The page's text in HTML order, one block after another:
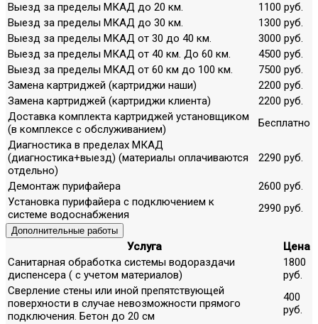
Выезд за пределы МКАД до 20 км.
1100 руб.
Выезд за пределы МКАД до 30 км.
1300 руб.
Выезд за пределы МКАД от 30 до 40 км.
3000 руб.
Выезд за пределы МКАД от 40 км. До 60 км.
4500 руб.
Выезд за пределы МКАД от 60 км до 100 км.
7500 руб.
Замена картриджей (картриджи наши)
2200 руб.
Замена картриджей (картриджи клиента)
2200 руб.
Доставка комплекта картриджей установщиком
(в комплексе с обслуживанием)
Бесплатно
Диагностика в пределах МКАД
(диагностика+выезд) (материалы оплачиваются
отдельно)
2290 руб.
Демонтаж пурифайера
2600 руб.
Установка пурифайера с подключением к
системе водоснабжения
2990 руб.
Дополнительные работы
Услуга
Цена
Санитарная обработка системы водораздачи
диспенсера ( с учетом материалов)
1800
руб.
Сверление стены или иной препятствующей
поверхности в случае невозможности прямого
подключения. Бетон до 20 см
400
руб.